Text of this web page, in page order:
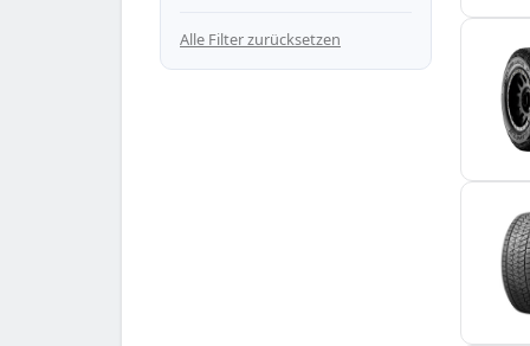
Alle Filter zurücksetzen